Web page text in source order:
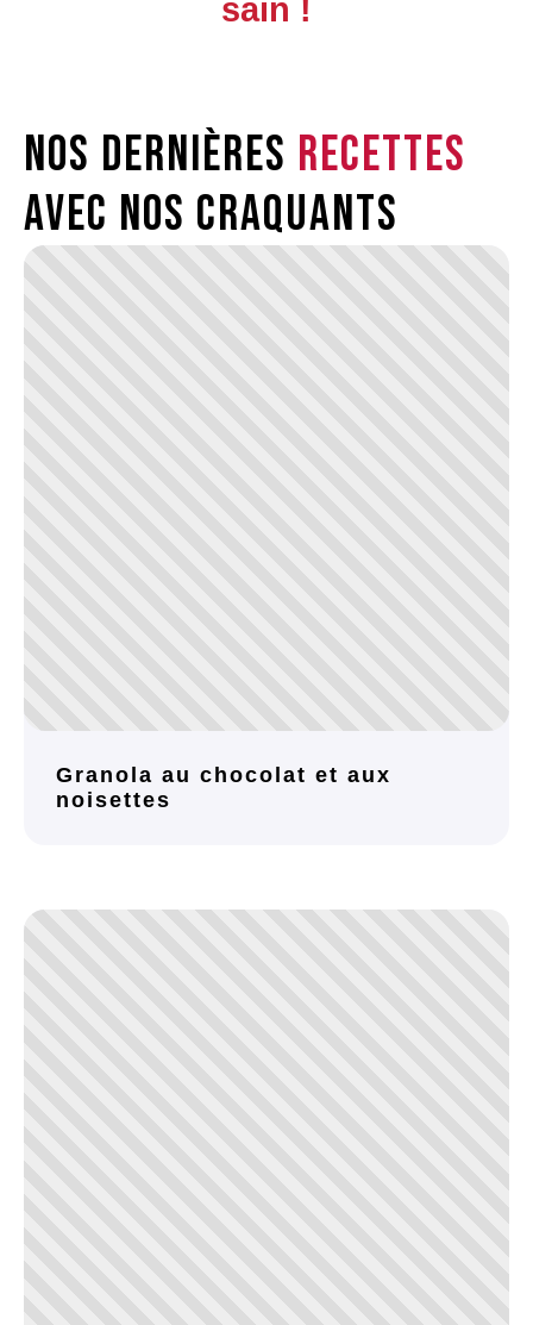
sain !
Nos dernières recettes
avec nos craquants
Granola au chocolat et aux
noisettes